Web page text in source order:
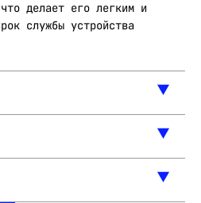
делает его легким и
службы устройства